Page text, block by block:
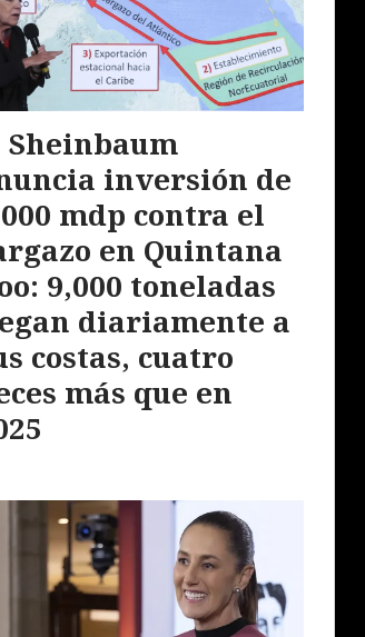
Sheinbaum
inversión de
mdp contra el
en Quintana
9,000 toneladas
diariamente a
costas, cuatro
más que en